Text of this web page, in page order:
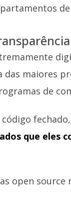
de
das maiores
de
que eles
open source